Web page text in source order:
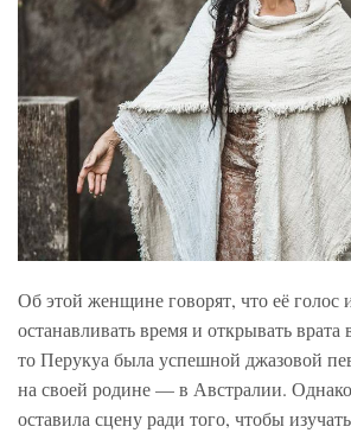
Об этой женщине говорят, что её голос
останавливать время и открывать
то Перукуа была успешной джазовой
на своей родине — в Австралии.
оставила сцену ради того, чтобы